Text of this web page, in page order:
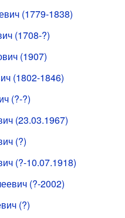
(1779-1838)
(1708-?)
(1907)
(1802-1846)
(?-?)
(23.03.1967)
(?)
(?-10.07.1918)
(?-2002)
(?)